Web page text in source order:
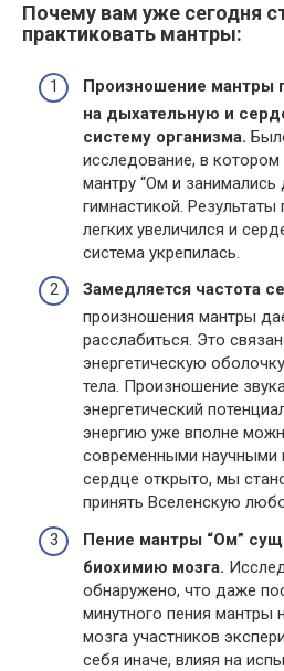
Почему вам уже сегодня
практиковать мантры:
Произношение мантры
на дыхательную и
систему организма.
исследование, в котором
мантру “Ом и занимались
гимнастикой.
легких увеличился и
система укрепилась.
Замедляется частота
произношения мантры
расслабиться. Это
энергетическую
тела. Произношение
энергетический
энергию уже вполне
современными научными
сердце открыто, мы
принять Вселенскую
Пение мантры “Ом”
биохимию мозга.
обнаружено, что даже
минутного пения мантры
мозга участников
себя иначе, влияя на